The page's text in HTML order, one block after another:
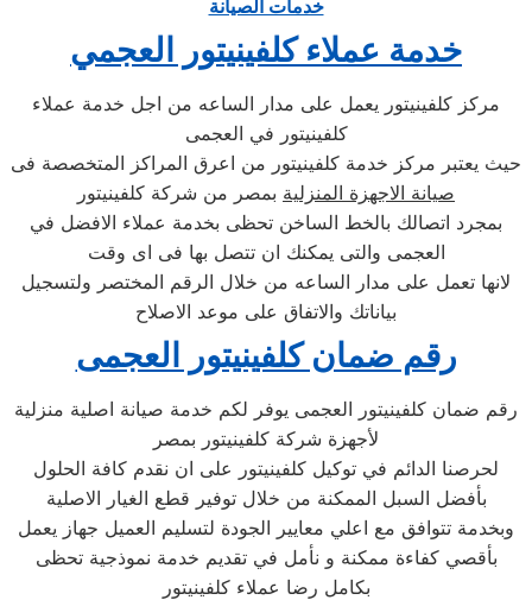
خدمات الصيانة
خدمة عملاء كلفينيتور العجمي
مركز كلفينيتور يعمل على مدار الساعه من اجل خدمة عملاء
كلفينيتور في العجمى
حيث يعتبر مركز خدمة كلفينيتور من اعرق المراكز المتخصصة فى
صيانة الاجهزة المنزلية بمصر من شركة كلفينيتور
بمجرد اتصالك بالخط الساخن تحظى بخدمة عملاء الافضل في
العجمى والتى يمكنك ان تتصل بها فى اى وقت
لانها تعمل على مدار الساعه من خلال الرقم المختصر ولتسجيل
بياناتك والاتفاق على موعد الاصلاح
رقم ضمان كلفينيتور العجمى
رقم ضمان كلفينيتور العجمى يوفر لكم خدمة صيانة اصلية منزلية
لأجهزة شركة كلفينيتور بمصر
لحرصنا الدائم في توكيل كلفينيتور على ان نقدم كافة الحلول
بأفضل السبل الممكنة من خلال توفير قطع الغيار الاصلية
وبخدمة تتوافق مع اعلي معايير الجودة لتسليم العميل جهاز يعمل
بأقصي كفاءة ممكنة و نأمل في تقديم خدمة نموذجية تحظى
بكامل رضا عملاء كلفينيتور